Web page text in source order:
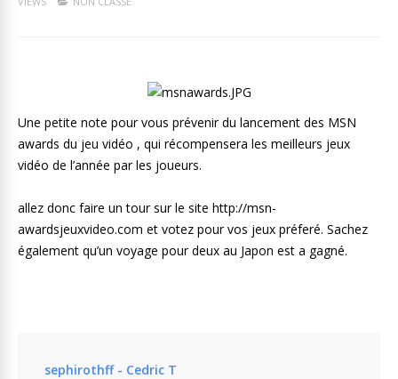
Une petite note pour vous prévenir du lancement des MSN
awards du jeu vidéo , qui récompensera les meilleurs jeux
vidéo de l’année par les joueurs.
allez donc faire un tour sur le site http://msn-
awardsjeuxvideo.com et votez pour vos jeux préferé. Sachez
également qu’un voyage pour deux au Japon est a gagné.
sephirothff - Cedric T